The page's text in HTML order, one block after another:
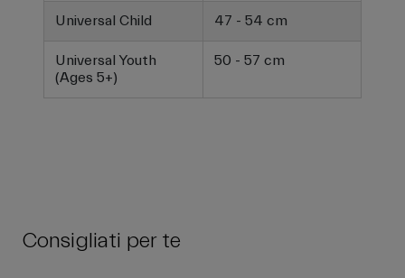
Universal Child 47 - 54 cm
Universal Youth
(Ages 5+)
50 - 57 cm
Consigliati per te